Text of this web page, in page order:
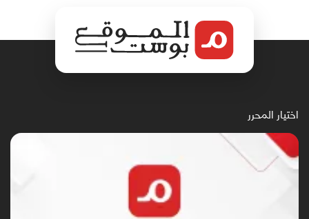
اختيار المحرر